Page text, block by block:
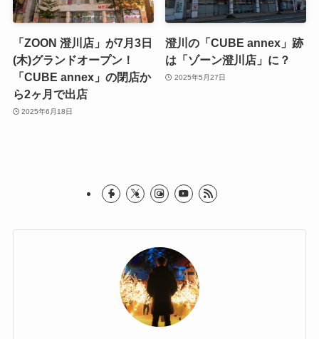
「ZOON 澄川店」が7月3日
(木)グランドオープン！
「CUBE annex」の閉店か
ら2ヶ月で出店
2025年6月18日
澄川の「CUBE annex」跡
は「ゾーン澄川店」に？
2025年5月27日